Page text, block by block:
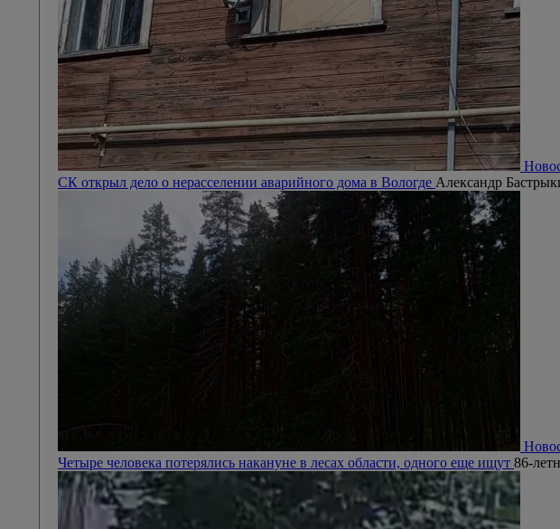
СК открыл дело о нерасселении аварийного дома в Вологде Александр
Четыре человека потерялись накануне в лесах области, одного еще ищут 86-